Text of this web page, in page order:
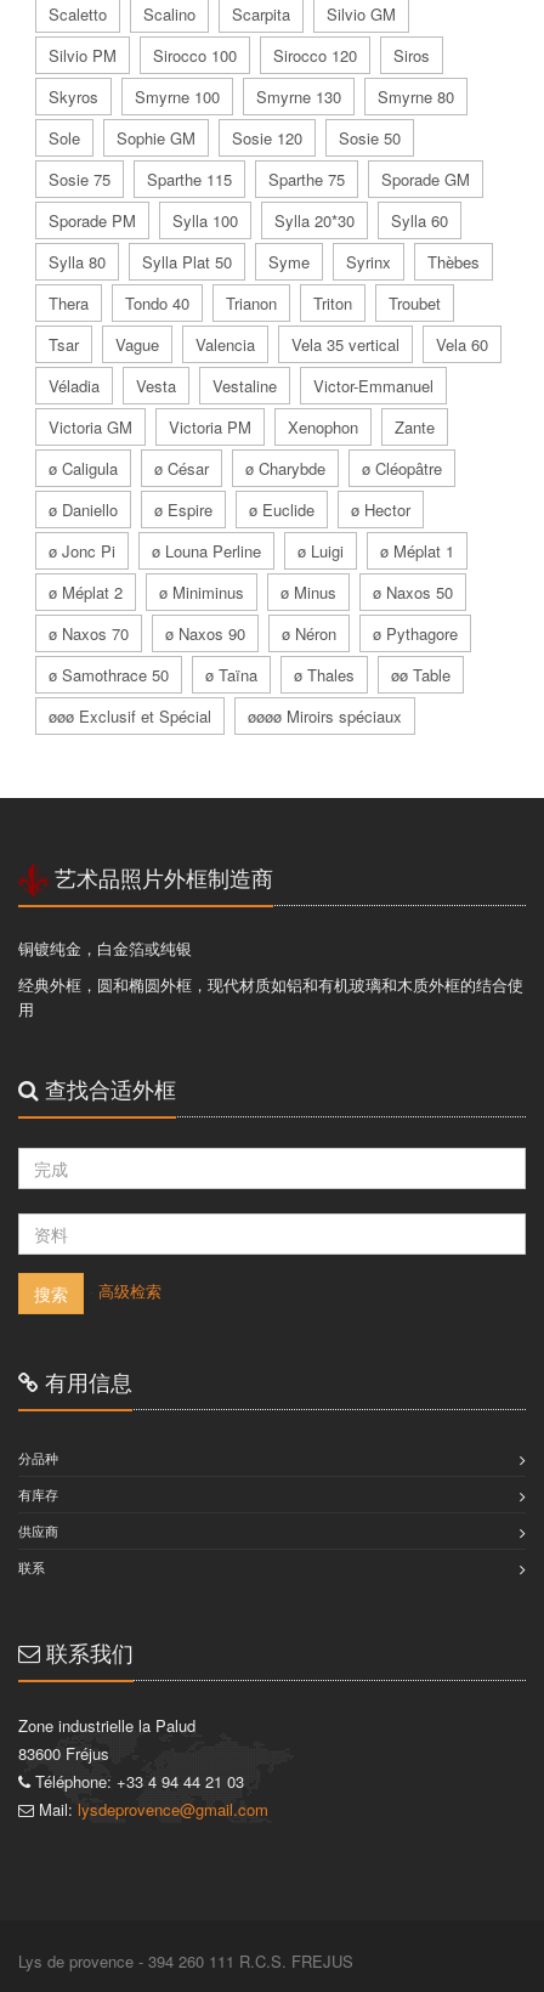
Scaletto
Scalino Scarpita
Silvio GM
Silvio PM
Sirocco 100 Sirocco 120
Siros
Skyros
Smyrne 100 Smyrne 130
Smyrne 80
Sole
Sophie GM Sosie 120
Sosie 50
Sosie 75
Sparthe 115 Sparthe 75
Sporade GM
Sporade PM
Sylla 100 Sylla 20*30
Sylla 60
Sylla 80
Sylla Plat 50 Syme Syrinx
Thèbes
Thera
Tondo 40 Trianon Triton
Troubet
Tsar
Vague Valencia Vela 35 vertical
Vela 60
Véladia
Vesta Vestaline
Victor-Emmanuel
Victoria GM
Victoria PM Xenophon
Zante
ø Caligula
ø César ø Charybde
ø Cléopâtre
ø Daniello
ø Espire ø Euclide
ø Hector
ø Jonc Pi
ø Louna Perline ø Luigi
ø Méplat 1
ø Méplat 2
ø Miniminus ø Minus
ø Naxos 50
ø Naxos 70
ø Naxos 90 ø Néron
ø Pythagore
ø Samothrace 50
ø Taïna ø Thales
øø Table
øøø Exclusif et Spécial
øøøø Miroirs spéciaux
艺术品照片外框制造商
铜镀纯金，白金箔或纯银
经典外框，圆和椭圆外框，现代材质如铝和有机玻璃和木质外框的结合使
用
查找合适外框
搜索 高级检索
有用信息
分品种
有库存
供应商
联系
联系我们
Zone industrielle la Palud
83600 Fréjus
Téléphone: +33 4 94 44 21 03
Mail: lysdeprovence@gmail.com
Lys de provence - 394 260 111 R.C.S. FREJUS